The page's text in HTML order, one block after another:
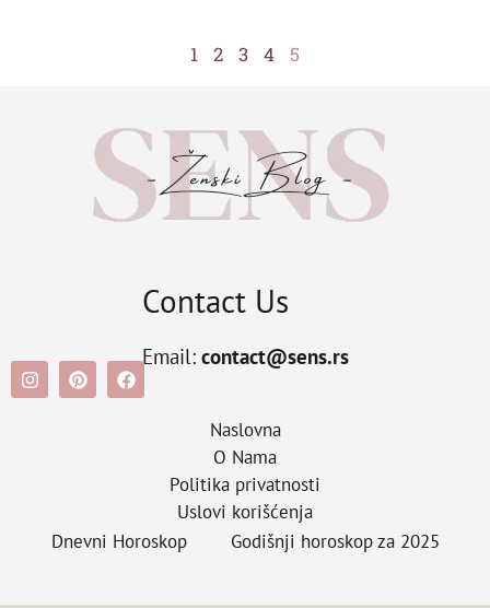
1 2 3 4 5
Contact Us
Email: contact@sens.rs
Naslovna
O Nama
Politika privatnosti
Uslovi korišćenja
Dnevni Horoskop
Godišnji horoskop za 2025